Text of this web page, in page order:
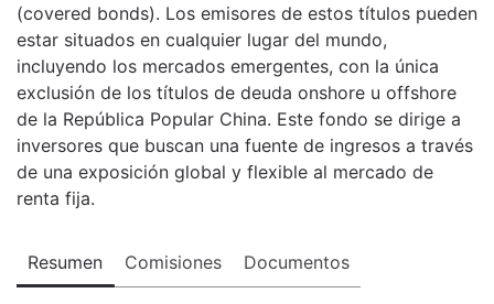
(covered bonds). Los emisores de estos títulos pueden
estar situados en cualquier lugar del mundo,
incluyendo los mercados emergentes, con la única
exclusión de los títulos de deuda onshore u offshore
de la República Popular China. Este fondo se dirige a
inversores que buscan una fuente de ingresos a través
de una exposición global y flexible al mercado de
renta fija.
Resumen Comisiones Documentos